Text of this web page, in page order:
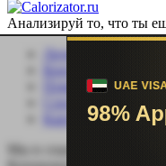
Анализируй то, что ты
Личный кабинет
Помощь сайту
Соцсети
Карта сайта